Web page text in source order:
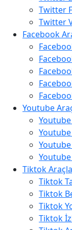
Twitter
Twitter
Facebook
Youtube
Tiktok
Tiktok
Tiktok
Tiktok
Tiktok